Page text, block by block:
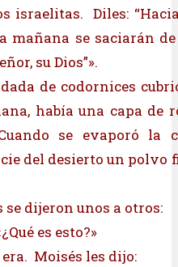
israelitas. Diles:
mañana se saciarán
su Dios”».
de codornices
había una capa de
se evaporó la
del desierto un polvo
dijeron unos a otros:
es esto?»
Moisés les dijo: